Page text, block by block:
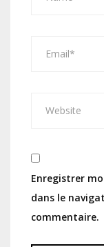
Enregistrer
dans le
commentaire.